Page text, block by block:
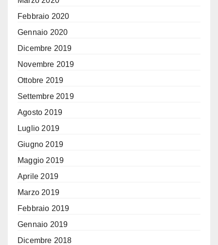
Febbraio 2020
Gennaio 2020
Dicembre 2019
Novembre 2019
Ottobre 2019
Settembre 2019
Agosto 2019
Luglio 2019
Giugno 2019
Maggio 2019
Aprile 2019
Marzo 2019
Febbraio 2019
Gennaio 2019
Dicembre 2018